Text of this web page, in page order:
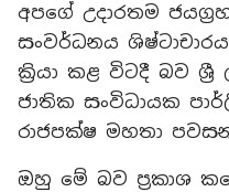
අපගේ උදාරතම
සංවර්ධනය
ක්‍රියා කළ විටදී බව
ජාතික සංවිධායක
රාජපක්ෂ මහතා
ඔහු මේ බව ප්‍රකාශ